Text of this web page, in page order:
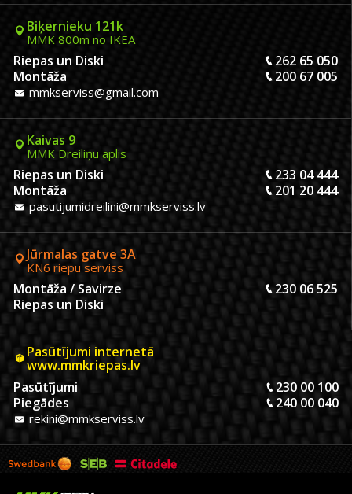
Biķernieku 121k
MMK 800m no IKEA
Riepas un Diski
262 65 050
Montāža
200 67 005
mmkserviss@gmail.com
Kaivas 9
MMK Dreiliņu aplis
Riepas un Diski
233 04 444
Montāža
201 20 444
pasutijumidreilini@mmkserviss.lv
Jūrmalas gatve 3A
KN6 riepu serviss
Montāža / Savirze
230 06 525
Riepas un Diski
Pasūtījumi internetā
www.mmkriepas.lv
Pasūtījumi
230 00 100
Piegādes
240 00 040
rekini@mmkserviss.lv